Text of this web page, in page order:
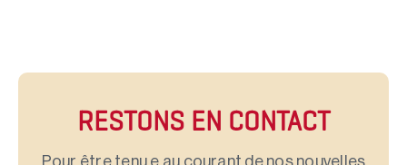
RESTONS EN CONTACT
Pour être tenu.e au courant de nos nouvelles